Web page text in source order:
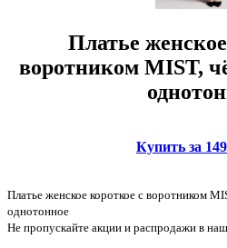
Платье
воротником MIST,
Купить за
Платье женское короткое с воротником
однотонное
Не пропускайте акции и распродажи в